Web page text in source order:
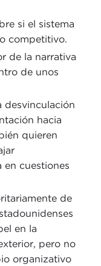
si el sistema
competitivo.
de la narrativa
de unos
desvinculación
hacia
quieren
en cuestiones
de
en la
pero no
organizativo